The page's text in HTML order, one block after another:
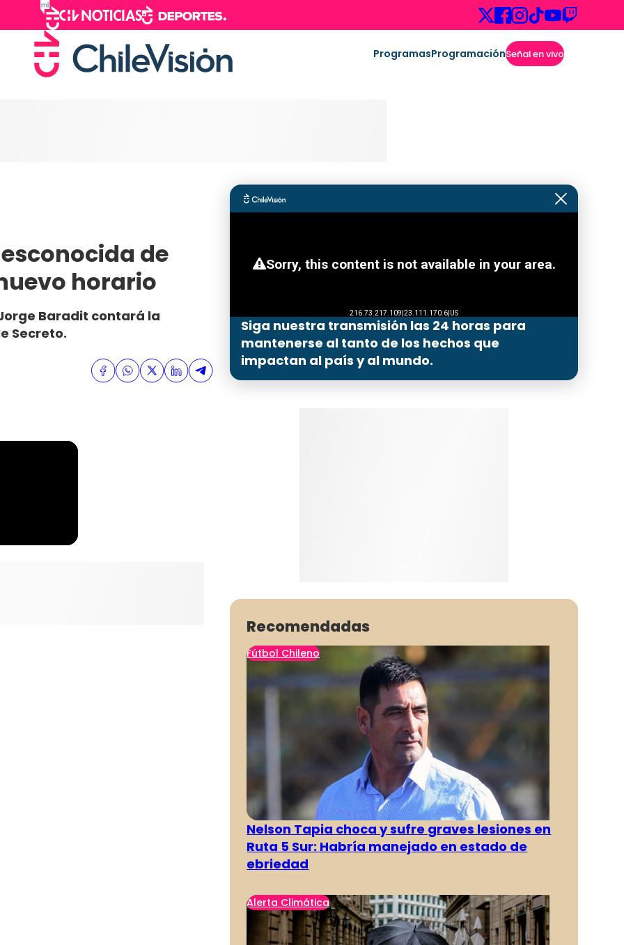
ProgramasProgramaciónSeñal en vivo
de
horario
Baradit contará la
Secreto.
Siga nuestra transmisión las 24 horas para
mantenerse al tanto de los hechos que
impactan al país y al mundo.
Recomendadas
Fútbol Chileno
Nelson Tapia choca y sufre graves lesiones en
Ruta 5 Sur: Habría manejado en estado de
ebriedad
Alerta Climática